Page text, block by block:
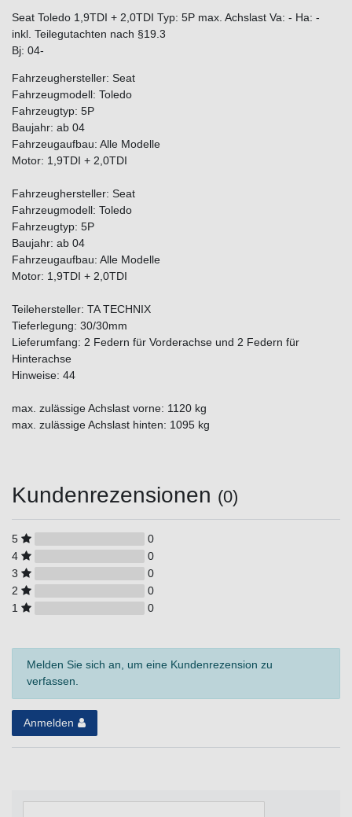
Seat Toledo 1,9TDI + 2,0TDI Typ: 5P max. Achslast Va: - Ha: -
inkl. Teilegutachten nach §19.3
Bj: 04-
Fahrzeughersteller: Seat
Fahrzeugmodell: Toledo
Fahrzeugtyp: 5P
Baujahr: ab 04
Fahrzeugaufbau: Alle Modelle
Motor: 1,9TDI + 2,0TDI
Fahrzeughersteller: Seat
Fahrzeugmodell: Toledo
Fahrzeugtyp: 5P
Baujahr: ab 04
Fahrzeugaufbau: Alle Modelle
Motor: 1,9TDI + 2,0TDI
Teilehersteller: TA TECHNIX
Tieferlegung: 30/30mm
Lieferumfang: 2 Federn für Vorderachse und 2 Federn für
Hinterachse
Hinweise: 44
max. zulässige Achslast vorne: 1120 kg
max. zulässige Achslast hinten: 1095 kg
Kundenrezensionen (0)
5
0
4
0
3
0
2
0
1
0
Melden Sie sich an, um eine Kundenrezension zu
verfassen.
Anmelden